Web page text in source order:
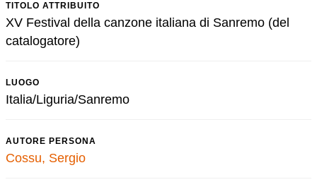
TITOLO ATTRIBUITO
XV Festival della canzone italiana di Sanremo (del
catalogatore)
LUOGO
Italia/Liguria/Sanremo
AUTORE PERSONA
Cossu, Sergio